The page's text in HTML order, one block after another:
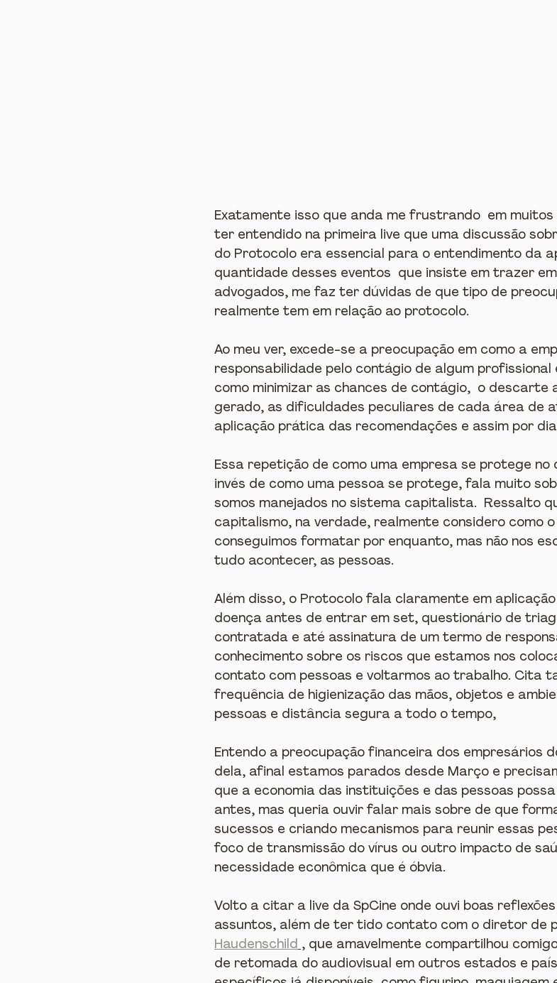
Exatamente isso que anda me frustrando  em
ter entendido na primeira live que uma discussão
do Protocolo era essencial para o entendimento da
quantidade desses eventos  que insiste em trazer
advogados, me faz ter dúvidas de que tipo de
realmente tem em relação ao protocolo.
Ao meu ver, excede-se a preocupação em como a
responsabilidade pelo contágio de algum profissional
como minimizar as chances de contágio,  o descarte
gerado, as dificuldades peculiares de cada área de
aplicação prática das recomendações e assim por
Essa repetição de como uma empresa se protege
invés de como uma pessoa se protege, fala muito
somos manejados no sistema capitalista.  Ressalto
capitalismo, na verdade, realmente considero como
conseguimos formatar por enquanto, mas não nos
tudo acontecer, as pessoas.
Além disso, o Protocolo fala claramente em
doença antes de entrar em set, questionário de
contratada e até assinatura de um termo de
conhecimento sobre os riscos que estamos nos
contato com pessoas e voltarmos ao trabalho. Cita
frequência de higienização das mãos, objetos e
pessoas e distância segura a todo o tempo,
Entendo a preocupação financeira dos empresários
dela, afinal estamos parados desde Março e
que a economia das instituições e das pessoas
antes, mas queria ouvir falar mais sobre de que
sucessos e criando mecanismos para reunir essas
foco de transmissão do vírus ou outro impacto de
necessidade econômica que é óbvia.
Volto a citar a live da SpCine onde ouvi boas
assuntos, além de ter tido contato com o diretor de
Haudenschild , que amavelmente compartilhou
de retomada do audiovisual em outros estados e